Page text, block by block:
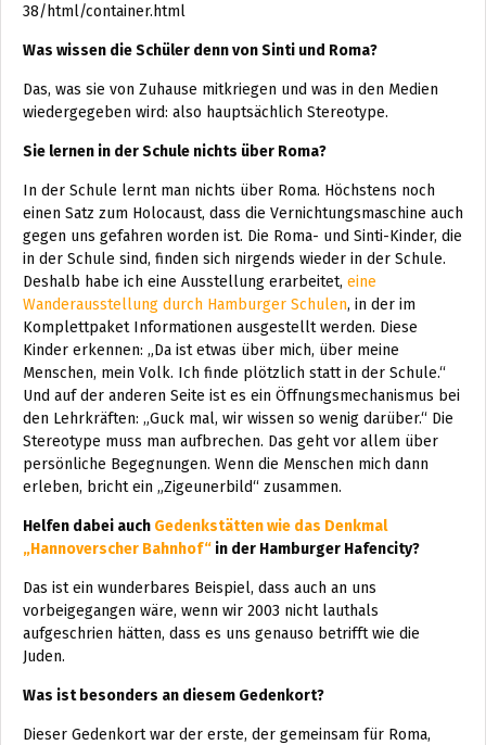
38/html/container.html
Was wissen die Schüler denn von Sinti und Roma?
Das, was sie von Zuhause mitkriegen und was in den Medien
wiedergegeben wird: also hauptsächlich Stereotype.
Sie lernen in der Schule nichts über Roma?
In der Schule lernt man nichts über Roma. Höchstens noch
einen Satz zum Holocaust, dass die Vernichtungsmaschine auch
gegen uns gefahren worden ist. Die Roma- und Sinti-Kinder, die
in der Schule sind, finden sich nirgends wieder in der Schule.
Deshalb habe ich eine Ausstellung erarbeitet, eine
Wanderausstellung durch Hamburger Schulen, in der im
Komplettpaket Informationen ausgestellt werden. Diese
Kinder erkennen: „Da ist etwas über mich, über meine
Menschen, mein Volk. Ich finde plötzlich statt in der Schule.“
Und auf der anderen Seite ist es ein Öffnungsmechanismus bei
den Lehrkräften: „Guck mal, wir wissen so wenig darüber.“ Die
Stereotype muss man aufbrechen. Das geht vor allem über
persönliche Begegnungen. Wenn die Menschen mich dann
erleben, bricht ein „Zigeunerbild“ zusammen.
Helfen dabei auch Gedenkstätten wie das Denkmal
„Hannoverscher Bahnhof“ in der Hamburger Hafencity?
Das ist ein wunderbares Beispiel, dass auch an uns
vorbeigegangen wäre, wenn wir 2003 nicht lauthals
aufgeschrien hätten, dass es uns genauso betrifft wie die
Juden.
Was ist besonders an diesem Gedenkort?
Dieser Gedenkort war der erste, der gemeinsam für Roma,